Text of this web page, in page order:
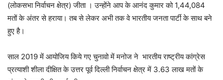
(लोकसभा निर्वाचन क्षेत्र) जीता । उन्होंने आप के आनंद कुमार को 1,44,084
मतों के अंतर से हराया। तब से लेकर अभी तक वे भारतीय जनता पार्टी के साथ बने
हुए है।
साल 2019 में आयोजिय किये गए चुनावो में मनोज ने भारतीय राष्ट्रीय कांग्रेस
प्रत्याशी शीला दीक्षित के उत्तर पूर्व दिल्ली निर्वाचन क्षेत्र में 3.63 लाख मतों के